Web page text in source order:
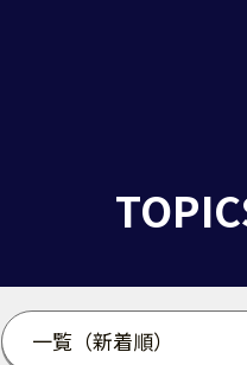
一覧（新着順）